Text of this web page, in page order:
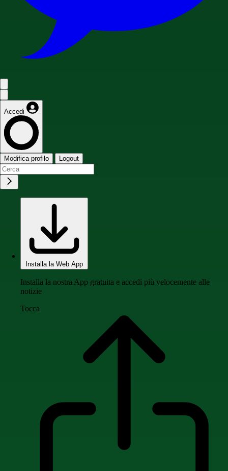
Accedi
Modifica profilo Logout
Installa la Web App
Installa la nostra App gratuita e accedi più velocemente alle
notizie
Tocca